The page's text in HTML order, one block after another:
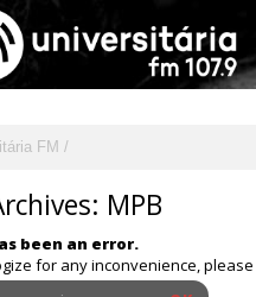
FM
MPB
been an error.
for any inconvenience, please